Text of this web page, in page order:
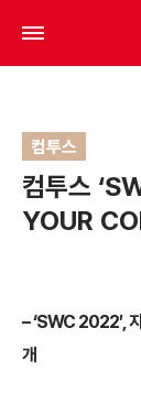
컴투스
컴투스
YOUR
– ‘SWC 2022′,
개